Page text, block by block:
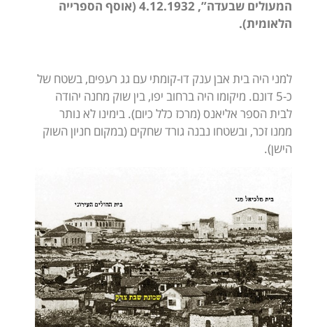
המעולים שבעדה”, 4.12.1932 (אוסף הספרייה
הלאומית).
למני היה בית אבן ענק דו-קומתי עם גג רעפים, בשטח של
כ-5 דונם. מיקומו היה ברחוב יפו, בין שוק מחנה יהודה
לבית הספר אליאנס (מרכז כלל כיום). בימינו לא נותר
ממנו זכר, ובשטחו נבנה גורד שחקים (במקום חניון השוק
הישן).